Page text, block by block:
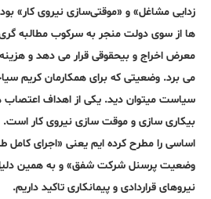
زدایی مشاغل» و «موقتی­‌سازی نیروی کار»
ها از سوی دولت منجر به سرکوب مطالبه
معرض اخراج و بی­حقوقی قرار می دهد و
می برد. وضعیتی که برای همکارمان کریم
سیاست میتوان دید. یکی از اهداف اعتصاب
بیکاری سازی و موقت سازی نیروی کار است.
اساسی را مطرح کرده ایم یعنی «اجرای کامل
وضعیت پرسنل شرکت شفق» و به همین دلیل
نیروهای قراردادی و پیمانکاری تاکید داریم.